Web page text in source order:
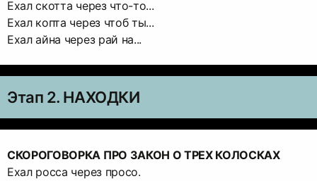
Ехал скотта через что-то...
Ехал копта через чтоб ты...
Ехал айна через рай на...
Этап 2. НАХОДКИ
СКОРОГОВОРКА ПРО ЗАКОН О ТРЕХ КОЛОСКАХ
Ехал росса через просо.